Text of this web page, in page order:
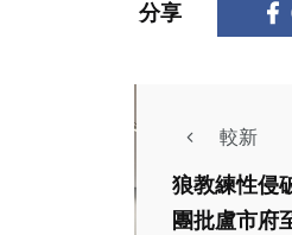
分享
較新
狼教練性侵
團批盧市府